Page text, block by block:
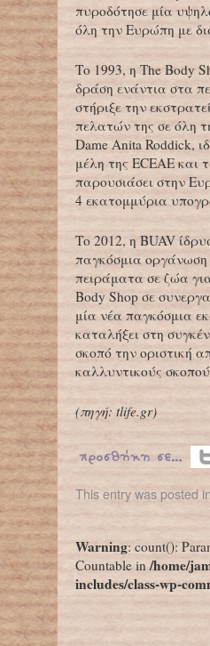
πυροδότησε μία
όλη την Ευρώπη με
Το 1993, η The Body
δράση ενάντια στα
στήριξε την
πελατών της σε όλη
Dame Anita Roddick,
μέλη της ECEAE
παρουσιάσει στην
4 εκατομμύρια
Το 2012, η BUAV
παγκόσμια οργάνωση
πειράματα σε ζώα
Body Shop σε
μία νέα παγκόσμια
καταλήξει στη
σκοπό την οριστική
καλλυντικούς
(πηγή: tlife.gr)
This entry was posted in
←ΚΕΕΛΠΝΟ: ΣΤΑ 12 ΤΑ ΘΥΜΑΤΑ ΤΗΣ ΓΡΙΠΗΣ
Warning: count():
Countable in/home/
includes/class-wp-